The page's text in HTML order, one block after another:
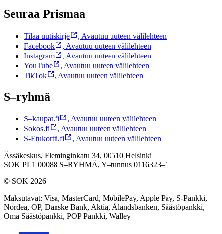
Seuraa Prismaa
Tilaa uutiskirje , Avautuu uuteen välilehteen
Facebook
, Avautuu uuteen välilehteen
Instagram
, Avautuu uuteen välilehteen
YouTube
, Avautuu uuteen välilehteen
TikTok
, Avautuu uuteen välilehteen
S–ryhmä
S–kaupat.fi , Avautuu uuteen välilehteen
Sokos.fi
, Avautuu uuteen välilehteen
S-Etukortti.fi
, Avautuu uuteen välilehteen
Ässäkeskus, Fleminginkatu 34, 00510 Helsinki
SOK PL1 00088 S–RYHMÄ, Y–tunnus 0116323–1
© SOK 2026
Maksutavat: Visa, MasterCard, MobilePay, Apple Pay, S-Pankki,
Nordea, OP, Danske Bank, Aktia, Ålandsbanken, Säästöpankki,
Oma Säästöpankki, POP Pankki, Walley